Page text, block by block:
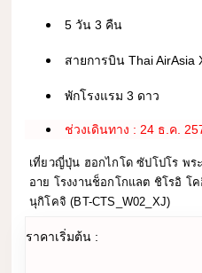
5 วัน 3 คืน
สายการบิน Thai AirAsia
พักโรงแรม 3 ดาว
ช่วงเดินทาง : 24 ธ.ค.
เที่ยวญี่ปุ่น ฮอกไกโด ซัปโปโร พ
อาย โรงงานช็อกโกแลต ชิโรอิ โ
นุกิโคจิ (BT-CTS_W02_XJ)
ราคาเริ่มต้น :